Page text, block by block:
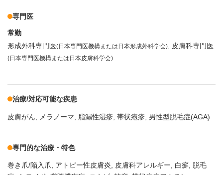
専門医
常勤
形成外科専門医(日本専門医機構または日本形成外科学会) 皮膚科専門医
(日本専門医機構または日本皮膚科学会)
治療/対応可能な疾患
皮膚がん メラノーマ 脂漏性湿疹 帯状疱疹 男性型脱毛症(AGA)
専門的な治療・特色
巻き爪/陥入爪 アトピー性皮膚炎 皮膚科アレルギー 白癬 脱毛